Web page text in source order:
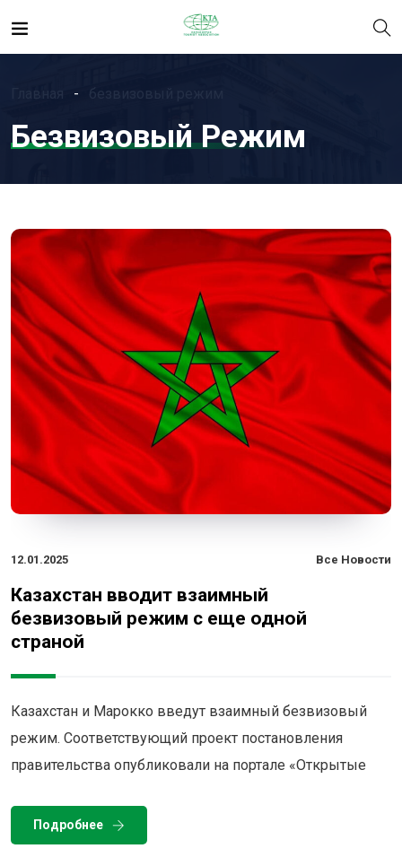
безвизовый режим
Безвизовый Режим
12.01.2025 Все Новости
Казахстан вводит взаимный
безвизовый режим с еще одной
страной
Казахстан и Марокко введут взаимный безвизовый
режим. Соответствующий проект постановления
правительства опубликовали на портале «Открытые
Подробнее